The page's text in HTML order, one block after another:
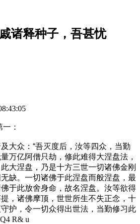
诸释种子，吾甚忧
：
众：“吾灭度后，汝等四众，当勤
万亿阿僧只劫，修此难得大涅盘法，
大涅盘，乃是十方三世一切诸佛金刚
缺。一切诸佛于此涅盘而般涅盘，最
于此放舍身命，故名涅盘。汝等欲得
，诸佛摩顶，世世所生不失正念，十
护，令一切众得出世法，当勤修习此
R& u